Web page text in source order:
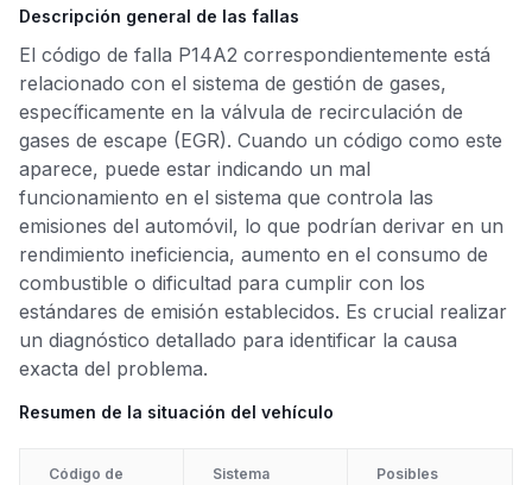
Descripción general de las fallas
El código de falla P14A2 correspondientemente está
relacionado con el sistema de gestión de gases,
específicamente en la válvula de recirculación de
gases de escape (EGR). Cuando un código como este
aparece, puede estar indicando un mal
funcionamiento en el sistema que controla las
emisiones del automóvil, lo que podrían derivar en un
rendimiento ineficiencia, aumento en el consumo de
combustible o dificultad para cumplir con los
estándares de emisión establecidos. Es crucial realizar
un diagnóstico detallado para identificar la causa
exacta del problema.
Resumen de la situación del vehículo
Código de
Sistema
Posibles